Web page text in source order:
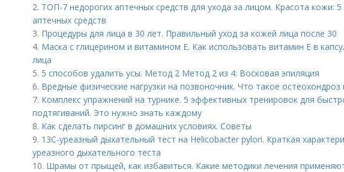
2. ТОП-7 недорогих аптечных средств для ухода за лицом. Красота кожи:
аптечных средств
3. Процедуры для лица в 30 лет. Правильный уход за кожей лица после 30
4. Маска с глицерином и витамином Е. Как использовать витамин E в
лица
5. 5 способов удалить усы. Метод 2 Метод 2 из 4: Восковая эпиляция
6. Вредные физические нагрузки на позвоночник. Что такое остеохондроз
7. Комплекс упражнений на турнике. 5 эффективных тренировок для
подтягиваний. Это нужно знать каждому
8. Как сделать пирсинг в домашних условиях. Советы
9. 13С-уреазный дыхательный тест на Helicobacter pylori. Краткая
уреазного дыхательного теста
10. Шрамы от прыщей, как избавиться. Какие методики лечения